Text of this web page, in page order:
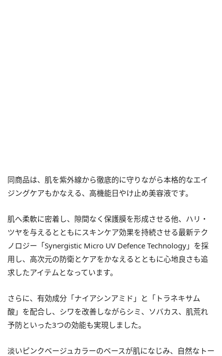
同商品は、肌を紫外線から徹底的に守りながら本格的なエイ
ジングケアもかなえる、高機能日やけ止め美容液です。
肌へ柔軟に密着し、隙間なく保護膜を形成させる他、ハリ・
ツヤを与えるとともにスキンケア効果を持続させる最新テク
ノロジー「Synergistic Micro UV Defence Technology」を採
用し、高次元の防衛とケアをかなえるとともに心地良さも追
求したアイテムとなっています。
さらに、有効成分「ナイアシンアミド」と「トラネキサム
酸」を配合し、シワを改善しながらシミ、ソバカス、肌荒れ
予防といった3つの効能も実現しました。
淡いピンクベージュカラーのベースが肌になじみ、自然なトー